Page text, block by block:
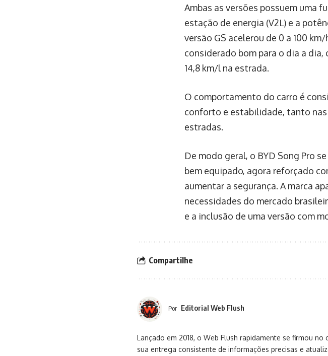
Ambas as versões possuem uma
estação de energia (V2L) e a
versão GS acelerou de 0 a 100
considerado bom para o dia a dia,
14,8 km/l na estrada.
O comportamento do carro é
conforto e estabilidade, tanto
estradas.
De modo geral, o BYD Song Pro
bem equipado, agora reforçado
aumentar a segurança. A marca
necessidades do mercado
e a inclusão de uma versão com
Compartilhe
Por Editorial Web Flush
Lançado em 2018, o Web Flush rapidamente se firmou
sua entrega consistente de informações precisas e